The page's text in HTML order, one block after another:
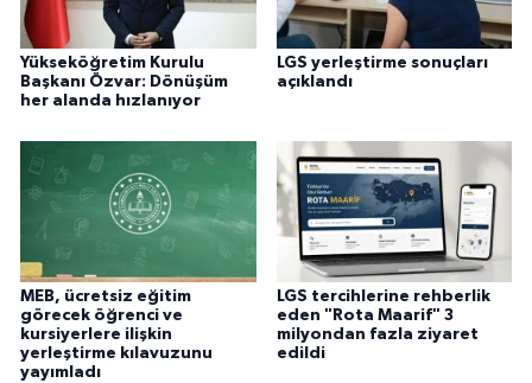
Yükseköğretim Kurulu
Başkanı Özvar: Dönüşüm
her alanda hızlanıyor
LGS yerleştirme sonuçları
açıklandı
MEB, ücretsiz eğitim
görecek öğrenci ve
kursiyerlere ilişkin
yerleştirme kılavuzunu
yayımladı
LGS tercihlerine rehberlik
eden "Rota Maarif" 3
milyondan fazla ziyaret
edildi